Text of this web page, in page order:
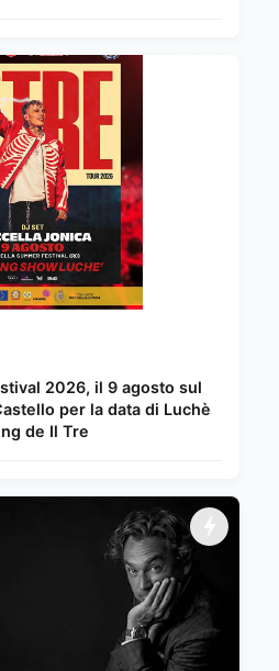
2026, il 9 agosto sul
per la data di Luchè
de Il Tre